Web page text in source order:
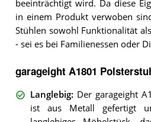
beeinträchtigt wird. Da diese
in einem Produkt verwoben
Stühlen sowohl Funktionalität
- sei es bei Familienessen oder
garageight A1801
Langlebig: Der garageight
ist aus Metall gefertigt